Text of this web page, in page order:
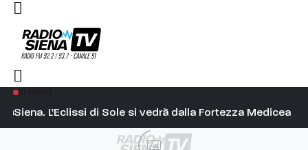
Siena. L’Eclissi di Sole si vedrà dalla Fortezza Medicea
la risposta positiva da parte del MEF
Ad